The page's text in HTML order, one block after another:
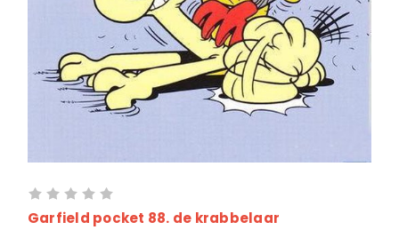
Garfield pocket 88. de krabbelaar